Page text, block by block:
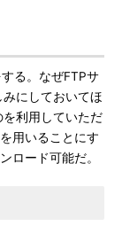
る。なぜFTPサ
にしておいてほ
利用していただ
用いることにす
ロード可能だ。